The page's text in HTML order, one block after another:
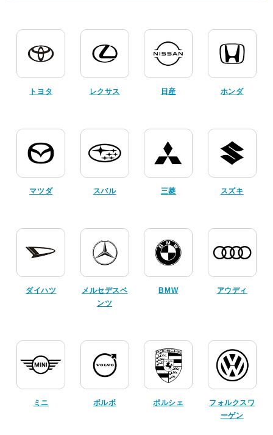
トヨタ レクサス 日産 ホンダ
マツダ スバル 三菱 スズキ
ダイハツ
メルセデスベ
ンツ
BMW アウディ
ミニ ボルボ ポルシェ
フォルクスワ
ーゲン